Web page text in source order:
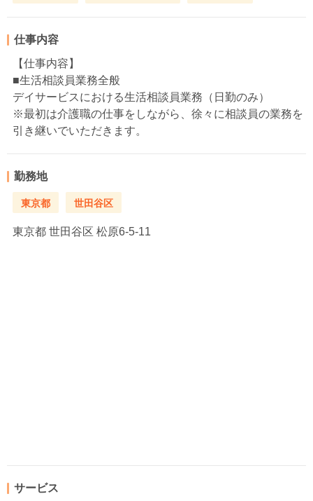
仕事内容
【仕事内容】
■生活相談員業務全般
デイサービスにおける生活相談員業務（日勤のみ）
※最初は介護職の仕事をしながら、徐々に相談員の業務を
引き継いでいただきます。
勤務地
東京都 世田谷区
東京都 世田谷区 松原6-5-11
サービス